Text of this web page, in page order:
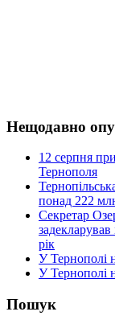
Нещодавно
12 серпня
Тернополя
понад 222
Секретар
рік
У Тернополі
У Тернополі
Пошук